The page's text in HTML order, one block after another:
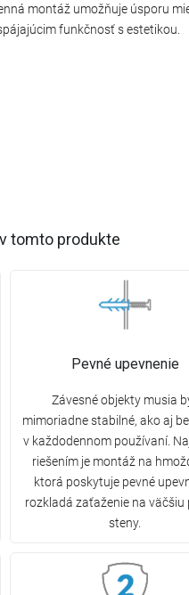
montáž umožňuje úsporu
funkčnosť s estetikou.
tomto produkte
Pevné upevnenie
Závesné objekty musia
mimoriadne stabilné, ako aj
v každodennom používaní.
riešením je montáž na
ktorá poskytuje pevné
rozkladá zaťaženie na väčšiu
steny.